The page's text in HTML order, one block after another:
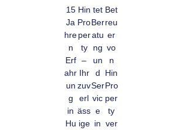
15
Ja
hre
n
Erf
ahr
un
g
in
Hu
Hin
Pro
per
ty
–
Ihr
zuv
erl
äss
ige
tet
Ber
atu
ng
un
d
Ser
vic
e
in
Bet
reu
er
vo
n
Hin
Pro
per
ty
ver